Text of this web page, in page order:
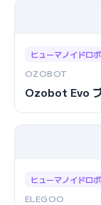
ヒューマノイドロ
OZOBOT
Ozobot Evo
ヒューマノイドロ
ELEGOO